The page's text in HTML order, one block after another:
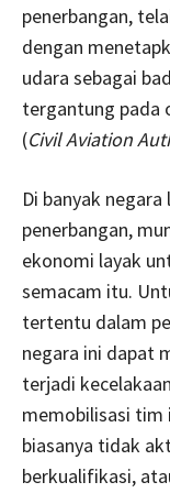
penerbangan,
dengan
udara sebagai
tergantung pada
(Civil Aviation
Di banyak
penerbangan,
ekonomi layak
semacam itu.
tertentu dalam
negara ini dapat
terjadi
memobilisasi tim
biasanya tidak
berkualifikasi,